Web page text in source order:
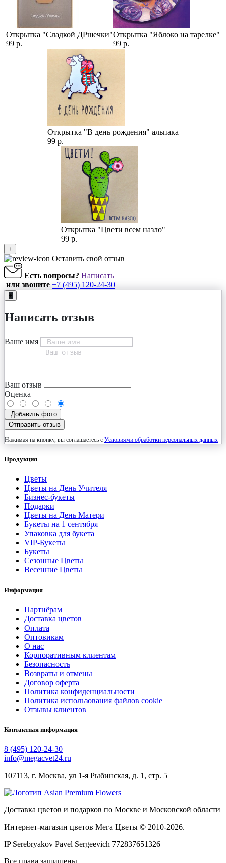
Открытка "Сладкой ДРшечки"
99 р.
Открытка "Яблоко на тарелке"
99 р.
Открытка "В день рождения" альпака
99 р.
Открытка "Цвети всем назло"
99 р.
+
Оставить свой отзыв
Есть вопросы? Написать
или звоните +7 (495) 120-24-30
+
Написать отзыв
Ваше имя
Ваш отзыв
Оценка
Добавить фото
Отправить отзыв
Нажимая на кнопку, вы соглашаетесь с Условиями обработки персональных данных
Продукция
Цветы
Цветы на День Учителя
Бизнес-букеты
Подарки
Цветы на День Матери
Букеты на 1 сентября
Упаковка для букета
VIP-Букеты
Букеты
Сезонные Цветы
Весенние Цветы
Информация
Партнёрам
Доставка цветов
Оплата
Оптовикам
О нас
Корпоративным клиентам
Безопасность
Возвраты и отмены
Договор оферта
Политика конфиденциальности
Политика использования файлов cookie
Отзывы клиентов
Контактная информация
8 (495) 120-24-30
info@megacvet24.ru
107113, г. Москва, ул 1-я Рыбинская, д. 1, стр. 5
Доставка цветов и подарков по Москве и Московской области
Интернет-магазин цветов Мега Цветы © 2010-2026.
IP Serebryakov Pavel Sergeevich 772837651326